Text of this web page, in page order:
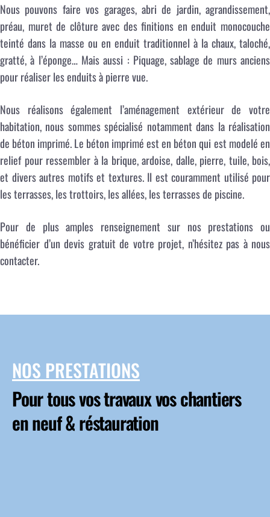
Nous pouvons faire vos garages, abri de jardin, agrandissement,
préau, muret de clôture avec des finitions en enduit monocouche
teinté dans la masse ou en enduit traditionnel à la chaux, taloché,
gratté, à l’éponge… Mais aussi : Piquage, sablage de murs anciens
pour réaliser les enduits à pierre vue.
Nous réalisons également l’aménagement extérieur de votre
habitation, nous sommes spécialisé notamment dans la réalisation
de béton imprimé. Le béton imprimé est en béton qui est modelé en
relief pour ressembler à la brique, ardoise, dalle, pierre, tuile, bois,
et divers autres motifs et textures. Il est couramment utilisé pour
les terrasses, les trottoirs, les allées, les terrasses de piscine.
Pour de plus amples renseignement sur nos prestations ou
bénéficier d’un devis gratuit de votre projet, n’hésitez pas à nous
contacter.
NOS PRESTATIONS
Pour tous vos travaux vos chantiers
en neuf & réstauration